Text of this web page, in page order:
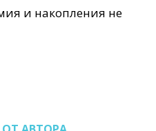
и накопления не